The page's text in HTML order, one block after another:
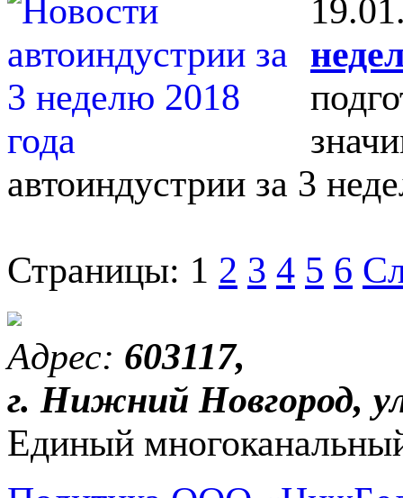
автоиндустрии за 3
Страницы: 1 2 3 4 5 6
Адрес: 603117,
г. Нижний Новгород,
Единый